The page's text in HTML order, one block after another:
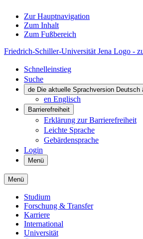
Zur Hauptnavigation
Zum Inhalt
Zum Fußbereich
Friedrich-Schiller-Universität Jena Logo -
Schnelleinstieg
Suche
de Die aktuelle Sprachversion Deutsch
en Englisch
Barrierefreiheit
Erklärung zur Barrierefreiheit
Leichte Sprache
Gebärdensprache
Login
Menü
Menü
Studium
Forschung & Transfer
Karriere
International
Universität